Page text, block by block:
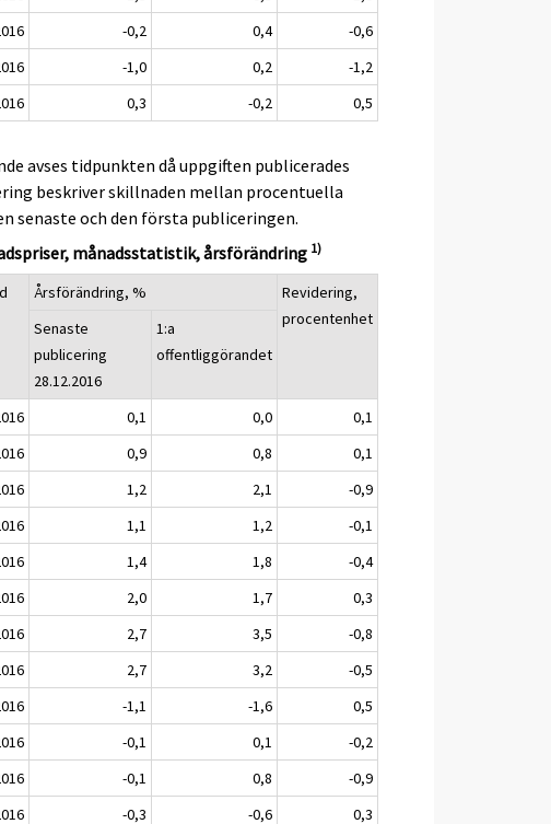
-0,2 0,4
-0,6
-1,0 0,2
-1,2
0,3 -0,2 0,5
avses tidpunkten då uppgiften publicerades
beskriver skillnaden mellan procentuella
senaste och den första publiceringen.
månadsstatistik, årsförändring 1)
Årsförändring, %
Revidering,
procentenhet
Senaste
publicering
28.12.2016
1:a
offentliggörandet
0,1 0,0
0,1
0,9 0,8
0,1
1,2 2,1
-0,9
1,1 1,2
-0,1
1,4 1,8
-0,4
2,0 1,7
0,3
2,7 3,5
-0,8
2,7 3,2
-0,5
-1,1 -1,6
0,5
-0,1 0,1
-0,2
-0,1 0,8
-0,9
-0,3 -0,6 0,3